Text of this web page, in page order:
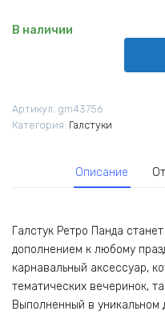
В наличии
Артикул: gm43756
Категория: Галстуки
Описание
Галстук Ретро Панда
дополнением к любому
карнавальный аксессуар,
тематических вечеринок,
Выполненный в уникальном